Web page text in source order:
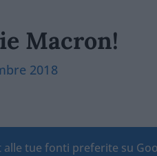
Macron!
2018
tue fonti preferite su